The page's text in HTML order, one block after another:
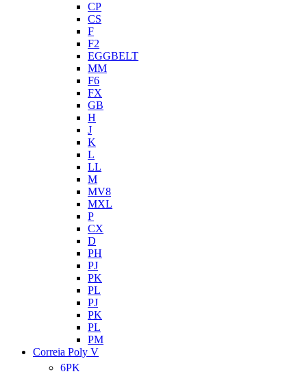
CP
CS
F
F2
EGGBELT
MM
F6
FX
GB
H
J
K
L
LL
M
MV8
MXL
P
CX
D
PH
PJ
PK
PL
PJ
PK
PL
PM
Correia Poly V
6PK